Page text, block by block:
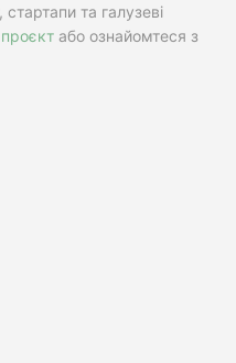
та галузеві
або ознайомтеся з